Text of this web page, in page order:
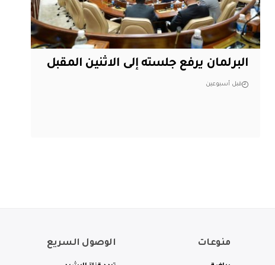
البرلمان يرفع جلسته إلى الاثنين المقبل
قبل أسبوعين
منوعات الوصول السريع